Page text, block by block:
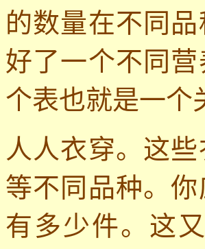
的数量在不同
好了一个不同
个表也就是一个
人人衣穿。这
等不同品种。
有多少件。这